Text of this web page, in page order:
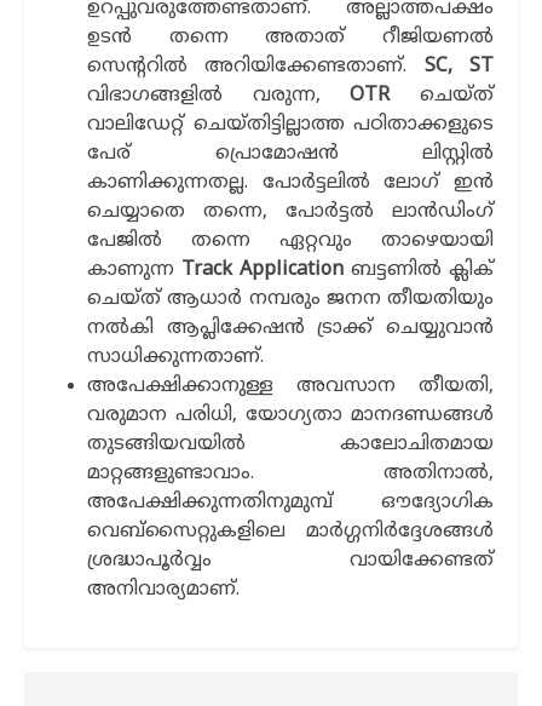
ഉറപ്പുവരുത്തേണ്ടതാണ്. അല്ലാത്തപക്ഷം
ഉടന്‍ തന്നെ അതാത് റീജിയണല്‍
സെന്‍ററില്‍ അറിയിക്കേണ്ടതാണ്. SC, ST
വിഭാഗങ്ങളില്‍ വരുന്ന,OTRചെയ്ത്
വാലിഡേറ്റ് ചെയ്തിട്ടില്ലാത്ത പഠിതാക്കളുടെ
പേര് പ്രൊമോഷന്‍ ലിസ്റ്റില്‍
കാണിക്കുന്നതല്ല. പോര്‍ട്ടലില്‍ ലോഗ് ഇന്‍
ചെയ്യാതെ തന്നെ, പോര്‍ട്ടല്‍ ലാന്‍ഡിംഗ്
പേജില്‍ തന്നെ ഏറ്റവും താഴെയായി
കാണുന്ന Track Application ബട്ടണില്‍ ക്ലിക്
ചെയ്ത് ആധാര്‍ നമ്പരും ജനന തീയതിയും
നല്‍കി ആപ്ലിക്കേഷന്‍ ട്രാക്ക് ചെയ്യുവാന്‍
സാധിക്കുന്നതാണ്.
അപേക്ഷിക്കാനുള്ള അവസാന തീയതി,
വരുമാന പരിധി, യോഗ്യതാ മാനദണ്ഡങ്ങൾ
തുടങ്ങിയവയിൽ കാലോചിതമായ
മാറ്റങ്ങളുണ്ടാവാം. അതിനാൽ,
അപേക്ഷിക്കുന്നതിനുമുമ്പ് ഔദ്യോഗിക
വെബ്സൈറ്റുകളിലെ മാർഗ്ഗനിർദ്ദേശങ്ങൾ
ശ്രദ്ധാപൂർവ്വം വായിക്കേണ്ടത്
അനിവാര്യമാണ്.